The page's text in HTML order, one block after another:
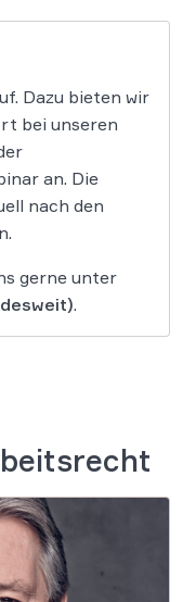
Dazu bieten wir
bei unseren
an. Die
nach den
gerne unter
.